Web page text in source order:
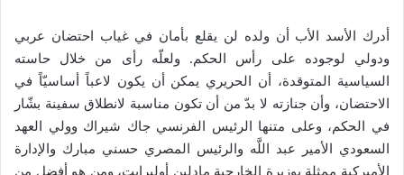
أدرك الأسد الأب أن ولده لن يقلع بأمان في غياب احتضان عربي
ودولي لوجوده على رأس الحكم. ولعلّه رأى من خلال حاسته
السياسية المتوقدة، أن الحريري يمكن أن يكون لاعباً أساسيّاً في
الاحتضان، وأن جنازته لا بدّ من أن تكون مناسبة لانطلاق سفينة بشّار
في الحكم، وعلى متنها الرئيس الفرنسي جاك شيراك وولي العهد
السعودي الأمير عبد اللَّه والرئيس المصري حسني مبارك والإدارة
الأميركية ممثلة بوزيرة الخارجية مادلين أولبرايت، ومن هو أفضل من